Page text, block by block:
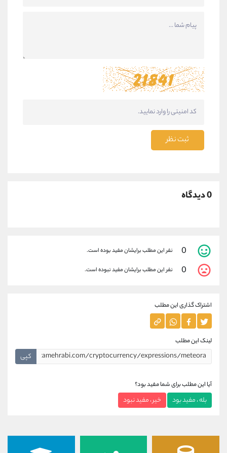
ثبت نظر
0 دیدگاه
0 نفر این مطلب برایشان مفید بوده است.
0 نفر این مطلب برایشان مفید نبوده است.
اشتراک گذاری این مطلب
لینک این مطلب
کپی
آیا این مطلب برای شما مفید بود؟
بله ، مفید بود خیر ، مفید نبود